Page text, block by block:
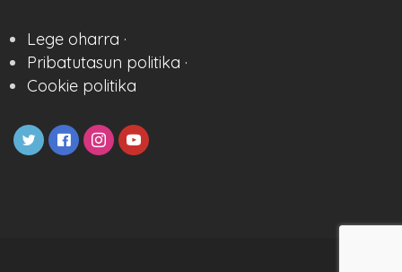
Lege oharra ·
Pribatutasun politika ·
Cookie politika